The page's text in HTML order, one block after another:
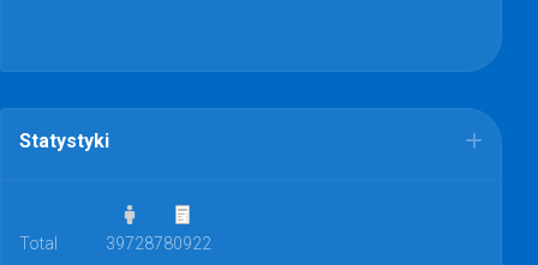
Statystyki
Total 39728780922